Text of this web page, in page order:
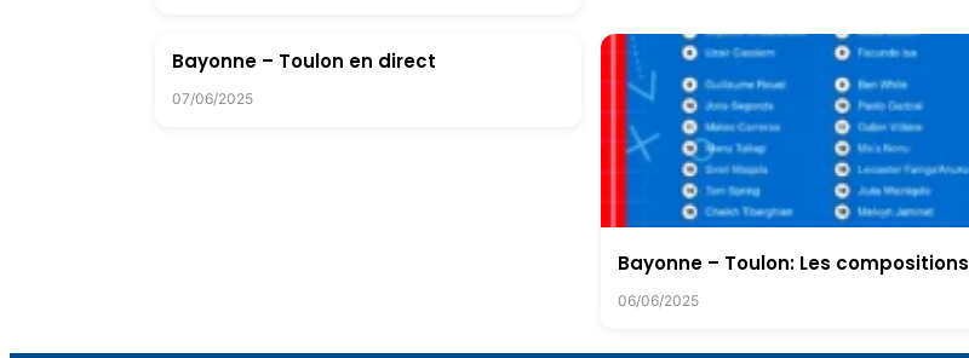
Bayonne – Toulon en direct
07/06/2025
Bayonne – Toulon: Les compositions
06/06/2025